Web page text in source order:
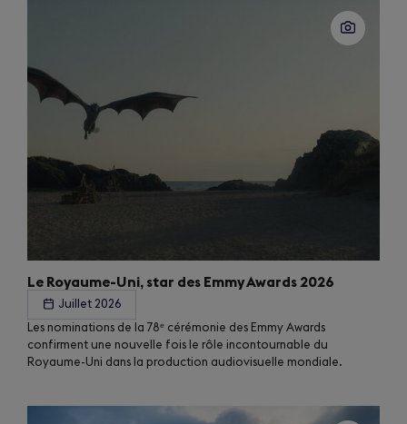
Le Royaume-Uni, star des Emmy Awards 2026
Juillet 2026
Les nominations de la 78ᵉ cérémonie des Emmy Awards
confirment une nouvelle fois le rôle incontournable du
Royaume-Uni dans la production audiovisuelle mondiale.